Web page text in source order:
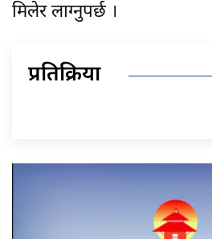
मिलेर लाग्नुपर्छ ।
प्रतिक्रिया